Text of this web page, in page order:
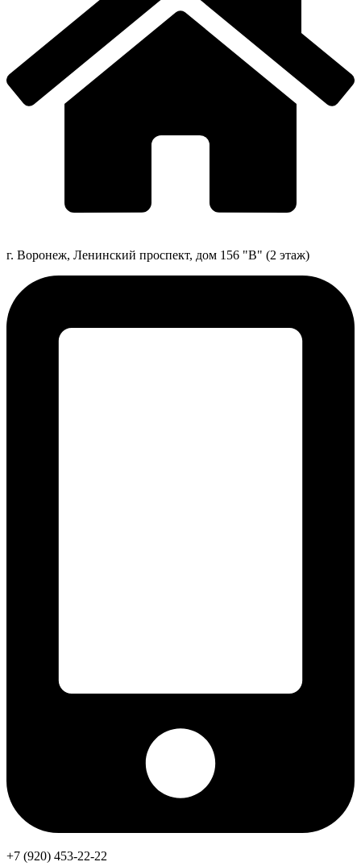
г. Воронеж, Ленинский проспект, дом 156 "В" (2 этаж)
+7 (920) 453-22-22